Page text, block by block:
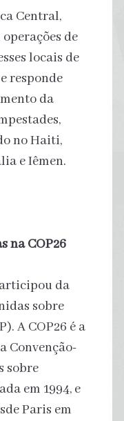
Central,
de
locais de
responde
da
no Haiti,
e Iêmen.
na COP26
da
sobre
A COP26 é a
Convenção-
sobre
em 1994, e
Paris em